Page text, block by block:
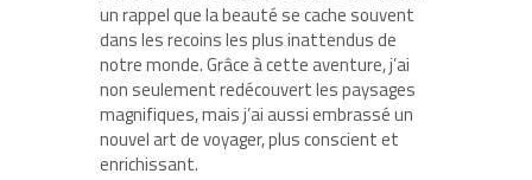
un rappel que la beauté se cache souvent
dans les recoins les plus inattendus de
notre monde. Grâce à cette aventure, j’ai
non seulement redécouvert les paysages
magnifiques, mais j’ai aussi embrassé un
nouvel art de voyager, plus conscient et
enrichissant.